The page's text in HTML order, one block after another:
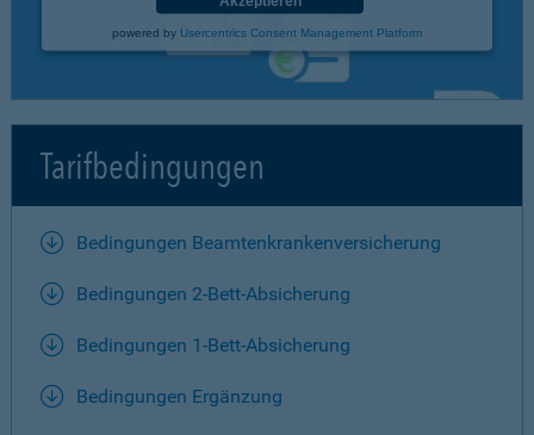
powered by Usercentrics Consent Management Platform
Tarifbedingungen
Bedingungen Beamtenkrankenversicherung
Bedingungen 2-Bett-Absicherung
Bedingungen 1-Bett-Absicherung
Bedingungen Ergänzung